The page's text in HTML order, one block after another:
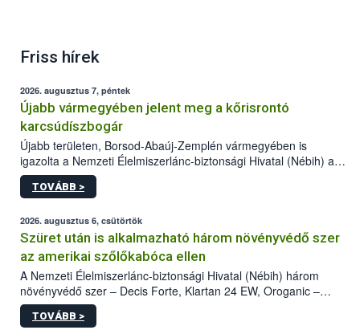
Friss hírek
2026. augusztus 7, péntek
Újabb vármegyében jelent meg a kőrisrontó
karcsúdíszbogár
Újabb területen, Borsod-Abaúj-Zemplén vármegyében is
igazolta a Nemzeti Élelmiszerlánc-biztonsági Hivatal (Nébih) a
kőrisrontó karcsúdíszbogár (Agrilus planipennis) jelenlétét. A
kártevőt nem csak színcsapdában találták meg, de már fertőzött
az intenzív felderítést, emellett az intézkedéseket a szlovák
hatósággal is összehangolják a terjedés megállítása érdekében.
TOVÁBB >
2026. augusztus 6, csütörtök
Szüret után is alkalmazható három növényvédő szer
az amerikai szőlőkabóca ellen
A Nemzeti Élelmiszerlánc-biztonsági Hivatal (Nébih) három
növényvédő szer – Decis Forte, Klartan 24 EW, Oroganic –
engedélyokiratát módosította, így azok a szüretet követően,
egészen a vesszőérettség (BBCH 91) stádiumáig
TOVÁBB >